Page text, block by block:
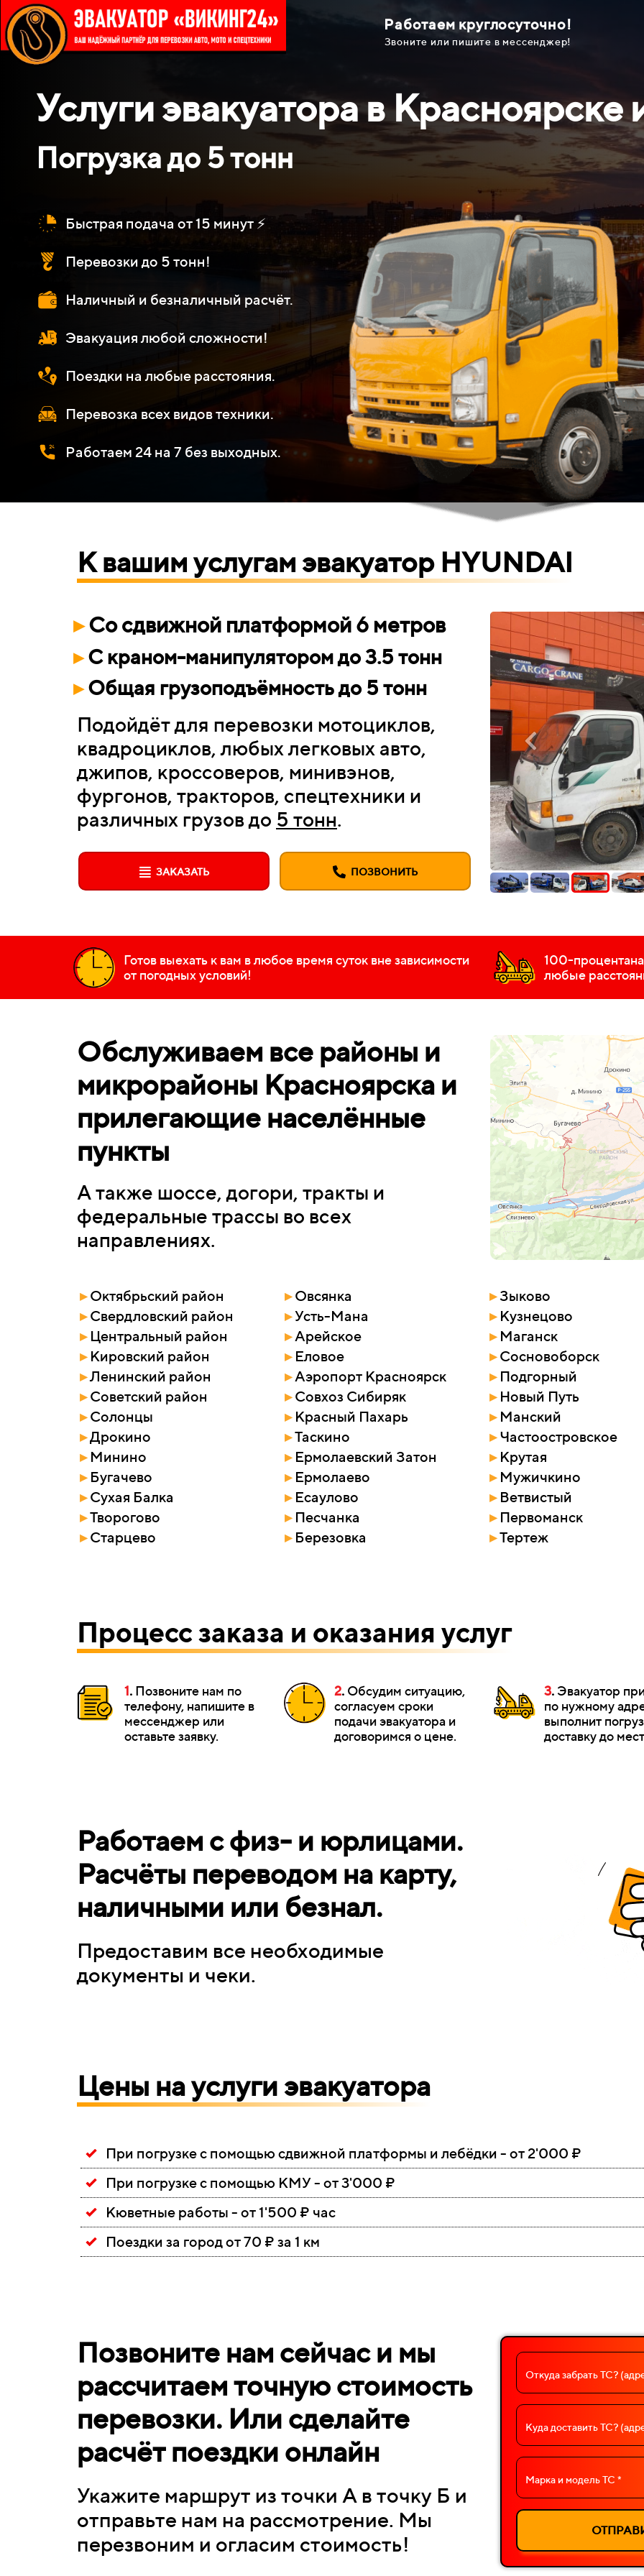
Работаем круглосуточно!
Звоните или пишите в мессенджер!
Услуги эвакуатора вКрасноярске
Погрузкадо 5тонн
Р
Быстрая подача от 15 минут ⚡
Перевозки до 5 тонн!
Наличный и безналичный расчёт.
Эвакуация любой сложности!
Поездки на любые расстояния.
Перевозка всех видов техники.
Работаем 24 на 7 без выходных.
К вашимуслугам эвакуатор HYUNDAI
▸Со сдвижной платформой 6 метров
▸С краном-манипулятором до 3.5 тонн
▸Общая грузоподъёмность до 5 тонн
Подойдёт для перевозки мотоциклов,
квадроциклов, любых легковых авто,
джипов, кроссоверов, минивэнов,
фургонов, тракторов, спецтехники и
различных грузов до 5 тонн.
ЗАКАЗАТЬ ПОЗВОНИТЬ
Готов выехать к вам в любое время суток вне зависимости
от погодных условий!
100-
любые
Обслуживаем все районы и
микрорайоны Красноярска и
прилегающие населённые
пункты
А также шоссе, догори, тракты и
федеральные трассы во всех
направлениях.
▸Октябрьский район
▸Свердловский район
▸ Центральный район
▸ Кировский район
▸Ленинский район
▸Советский район
▸Солонцы
▸Дрокино
▸ Минино
▸ Бугачево
▸Сухая Балка
▸Творогово
▸Старцево
▸Овсянка
▸Усть-Мана
▸Арейское
▸ Еловое
▸Аэропорт Красноярск
▸Совхоз Сибиряк
▸ Красный Пахарь
▸Таскино
▸ Ермолаевский Затон
▸ Ермолаево
▸ Есаулово
▸ Песчанка
▸ Березовка
▸Зыково
▸ Кузнецово
▸ Маганск
▸Сосновоборск
▸ Подгорный
▸ Новый Путь
▸ Манский
▸Частоостровское
▸ Крутая
▸ Мужичкино
▸ Ветвистый
▸ Первоманск
▸Тертеж
Процесс заказа и оказания услуг
1. Позвоните нам по
телефону, напишите в
мессенджер или
оставьте заявку.
2. Обсудим ситуацию,
согласуем сроки
подачи эвакуатора и
договоримся о цене.
3. Эвакуатор
по нужному
выполнит
доставку до
Работаем с физ- и юрлицами.
Расчёты переводом на карту,
наличными или безнал.
Предоставим все необходимые
документы и чеки.
Цены науслуги эвакуатора
При погрузке с помощью сдвижной платформы и лебёдки - от 2'000 ₽
При погрузке с помощью КМУ - от 3'000 ₽
Кюветные работы - от 1'500 ₽ час
Поездки за город от 70 ₽ за 1 км
Позвоните нам сейчас и мы
рассчитаем точную стоимость
перевозки. Или сделайте
расчёт поездки онлайн
Укажите маршрут из точки А в точку Б и
отправьте нам на рассмотрение. Мы
перезвоним и огласим стоимость!
Откуда забрать ТС?
Куда доставить ТС?
Марка и модель ТС *